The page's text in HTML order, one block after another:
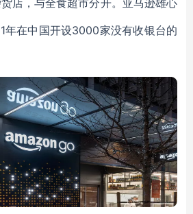
年在中国开设3000家没有收银台的